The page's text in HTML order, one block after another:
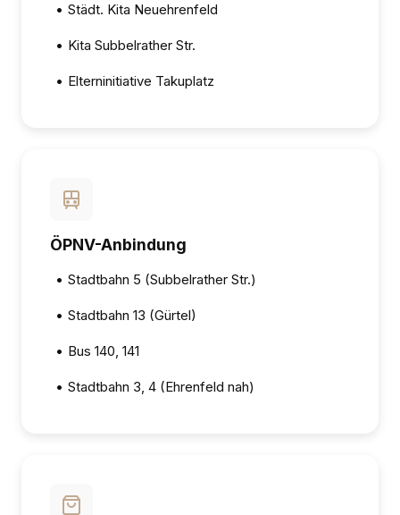
• Städt. Kita Neuehrenfeld
• Kita Subbelrather Str.
• Elterninitiative Takuplatz
ÖPNV-Anbindung
• Stadtbahn 5 (Subbelrather Str.)
• Stadtbahn 13 (Gürtel)
• Bus 140, 141
• Stadtbahn 3, 4 (Ehrenfeld nah)